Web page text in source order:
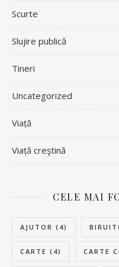
Scurte
Slujire publică
Tineri
Uncategorized
Viață
Viață creştină
CELE MAI
AJUTOR (4)
CARTE (4) CARTE